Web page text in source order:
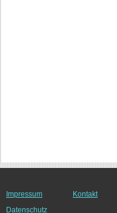
Impressum Kontakt
Datenschutz